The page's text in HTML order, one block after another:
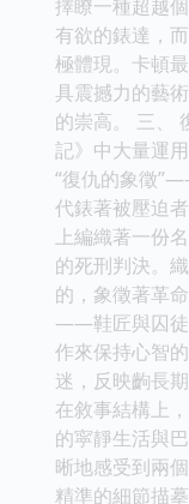
擇瞭一種超越
有欲的錶達，
極體現。卡頓
具震撼力的藝
的崇高。 三、
記》中大量運
“復仇的象徵
代錶著被壓迫
上編織著一份
的死刑判決。
的，象徵著革
——鞋匠與囚徒
作來保持心智
迷，反映齣長
在敘事結構上
的寜靜生活與
晰地感受到兩
精準的細節描